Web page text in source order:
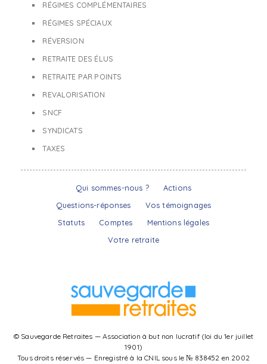
RÉGIMES COMPLÉMENTAIRES
RÉGIMES SPÉCIAUX
RÉVERSION
RETRAITE DES ÉLUS
RETRAITE PAR POINTS
REVALORISATION
SNCF
SYNDICATS
TAXES
Qui sommes-nous ?
Actions
Questions-réponses
Vos témoignages
Statuts
Comptes
Mentions légales
Votre retraite
© Sauvegarde Retraites — Association à but non lucratif (loi du 1er juillet
1901)
Tous droits réservés — Enregistré à la CNIL sous le № 838452 en 2002